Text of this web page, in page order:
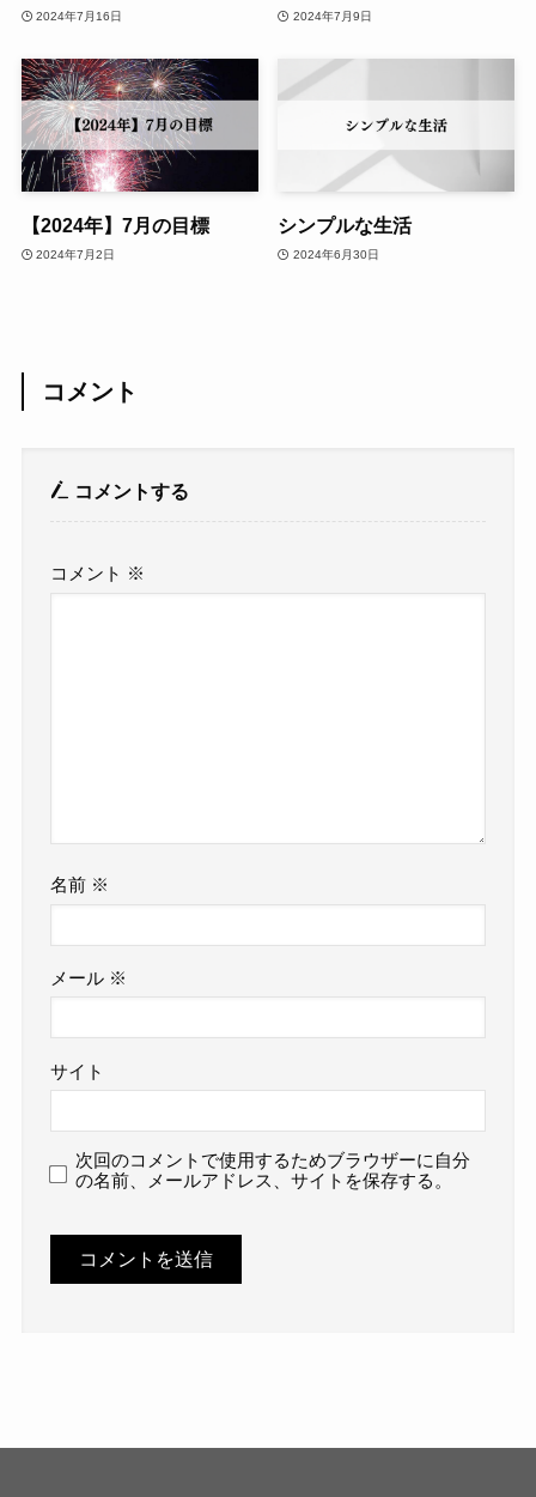
2024年7月16日 2024年7月9日
【2024年】7月の目標
2024年7月2日
シンプルな生活
2024年6月30日
コメント
コメントする
コメント ※
名前 ※
メール ※
サイト
次回のコメントで使用するためブラウザーに自分
の名前、メールアドレス、サイトを保存する。